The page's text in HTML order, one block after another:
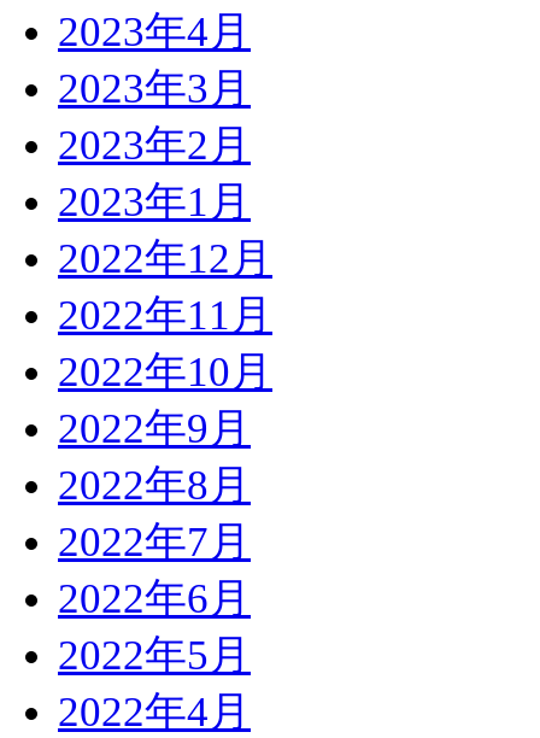
2023年4月
2023年3月
2023年2月
2023年1月
2022年12月
2022年11月
2022年10月
2022年9月
2022年8月
2022年7月
2022年6月
2022年5月
2022年4月